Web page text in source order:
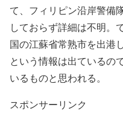
て、フィリピン沿岸警備
しておらず詳細は不明。
国の江蘇省常熟市を出港
という情報は出ているの
いるものと思われる。
スポンサーリンク